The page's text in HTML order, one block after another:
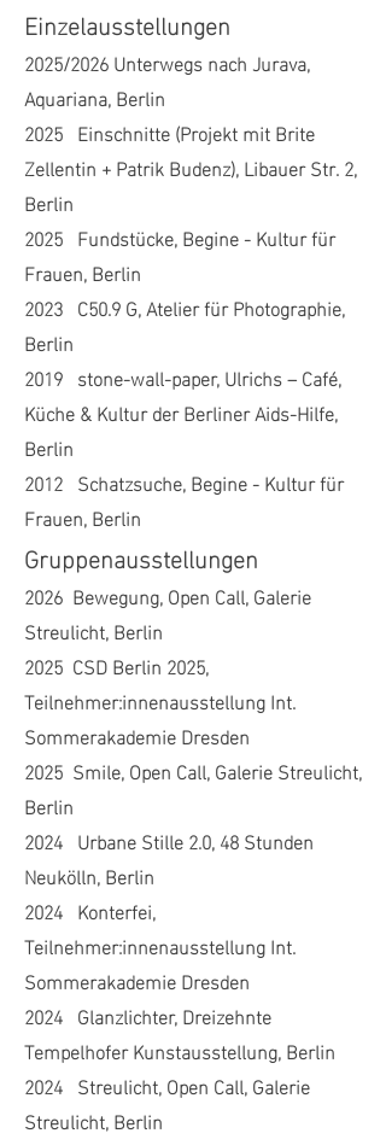
Einzelausstellungen
2025/2026 Unterwegs nach Jurava,
Aquariana, Berlin
2025 Einschnitte (Projekt mit Brite
Zellentin + Patrik Budenz), Libauer Str. 2,
Berlin
2025 Fundstücke, Begine - Kultur für
Frauen, Berlin
2023 C50.9 G, Atelier für Photographie,
Berlin
2019 stone-wall-paper, Ulrichs – Café,
Küche & Kultur der Berliner Aids-Hilfe,
Berlin
2012 Schatzsuche, Begine - Kultur für
Frauen, Berlin
Gruppenausstellungen
2026 Bewegung, Open Call, Galerie
Streulicht, Berlin
2025 CSD Berlin 2025,
Teilnehmer:innenausstellung Int.
Sommerakademie Dresden
2025 Smile, Open Call, Galerie Streulicht,
Berlin
2024 Urbane Stille 2.0, 48 Stunden
Neukölln, Berlin
2024 Konterfei,
Teilnehmer:innenausstellung Int.
Sommerakademie Dresden
2024 Glanzlichter, Dreizehnte
Tempelhofer Kunstausstellung, Berlin
2024 Streulicht, Open Call, Galerie
Streulicht, Berlin